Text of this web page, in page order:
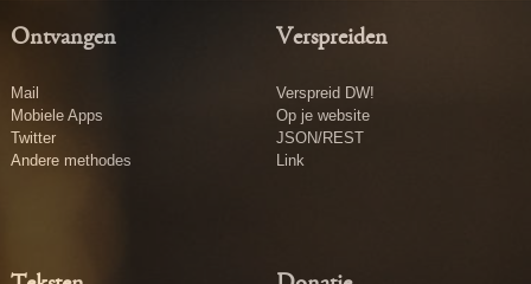
Ontvangen
Mail
Mobiele Apps
Twitter
Andere methodes
Verspreiden
Verspreid DW!
Op je website
JSON/REST
Link